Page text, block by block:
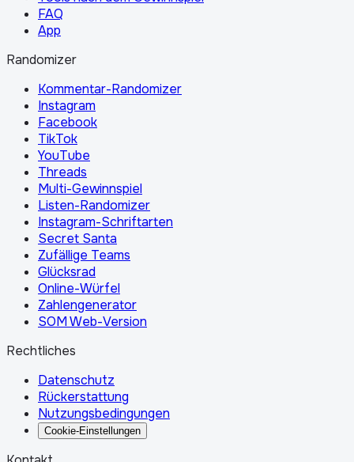
FAQ
App
Randomizer
Kommentar-Randomizer
Instagram
Facebook
TikTok
YouTube
Threads
Multi-Gewinnspiel
Listen-Randomizer
Instagram-Schriftarten
Secret Santa
Zufällige Teams
Glücksrad
Online-Würfel
Zahlengenerator
SOM Web-Version
Rechtliches
Datenschutz
Rückerstattung
Nutzungsbedingungen
Cookie-Einstellungen